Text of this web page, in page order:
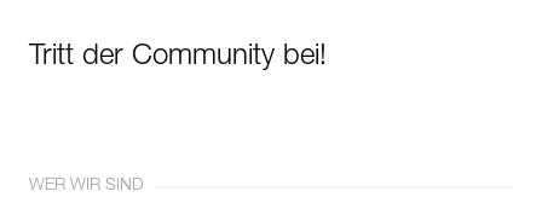
Tritt der Community bei!
WER WIR SIND